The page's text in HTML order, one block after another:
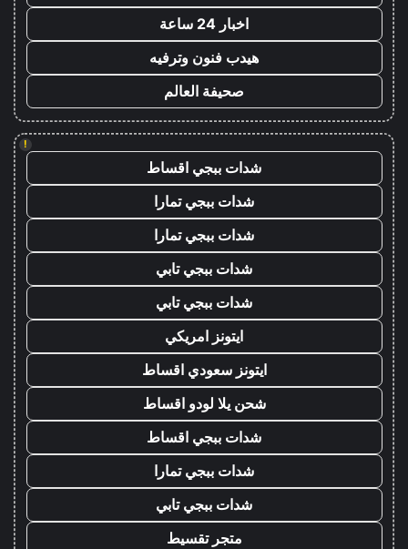
اخبار 24 ساعة
هيدب فنون وترفيه
صحيفة العالم
!
شدات ببجي اقساط
شدات ببجي تمارا
شدات ببجي تمارا
شدات ببجي تابي
شدات ببجي تابي
ايتونز امريكي
ايتونز سعودي اقساط
شحن يلا لودو اقساط
شدات ببجي اقساط
شدات ببجي تمارا
شدات ببجي تابي
متجر تقسيط